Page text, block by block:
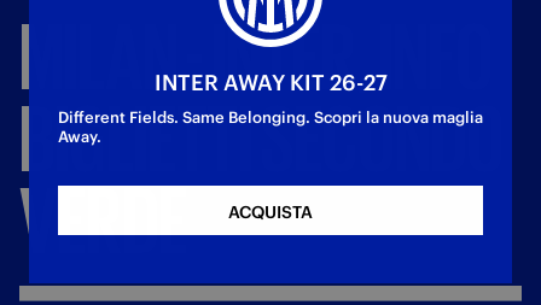
MILAN-INTER,INFO
BIGLIETTISECONDO
VERDE
INTER AWAY KIT 26-27
Different Fields. Same Belonging. Scopri la nuova maglia
Away.
ACQUISTA